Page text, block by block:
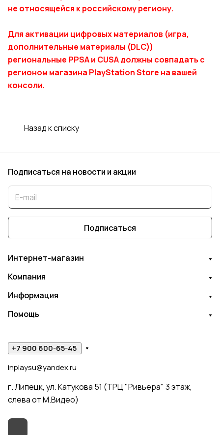
не относящейся к российскому региону.
Для активации цифровых материалов (игра,
дополнительные материалы (DLC))
региональные PPSA и CUSA должны совпадать с
регионом магазина PlayStation Store на вашей
консоли.
Назад к списку
Подписаться на новости и акции
Подписаться
Интернет-магазин
Компания
Информация
Помощь
+7 900 600-65-45
inplaysu@yandex.ru
г. Липецк, ул. Катукова 51 (ТРЦ "Ривьера" 3 этаж,
слева от М.Видео)